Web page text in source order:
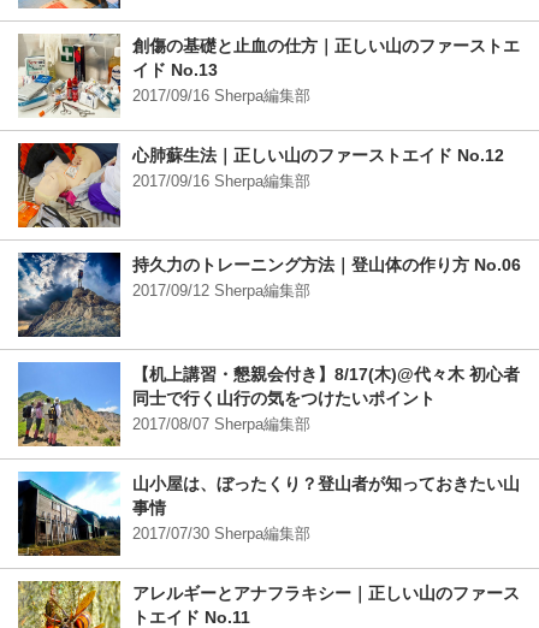
創傷の基礎と止血の仕方｜正しい山のファーストエ
イド No.13
2017/09/16 Sherpa編集部
心肺蘇生法｜正しい山のファーストエイド No.12
2017/09/16 Sherpa編集部
持久力のトレーニング方法｜登山体の作り方 No.06
2017/09/12 Sherpa編集部
【机上講習・懇親会付き】8/17(木)@代々木 初心者
同士で行く山行の気をつけたいポイント
2017/08/07 Sherpa編集部
山小屋は、ぼったくり？登山者が知っておきたい山
事情
2017/07/30 Sherpa編集部
アレルギーとアナフラキシー｜正しい山のファース
トエイド No.11